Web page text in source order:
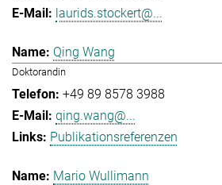
laurids.stockert@...
Qing Wang
Doktorandin
+49 89 8578 3988
qing.wang@...
Publikationsreferenzen
Mario Wullimann